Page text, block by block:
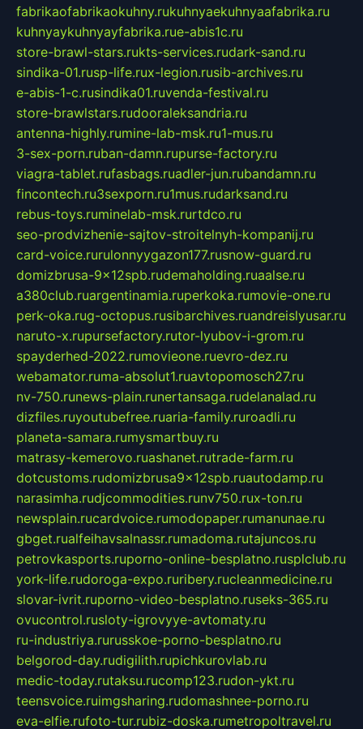
fabrikaofabrikaokuhny.rukuhnyaekuhnyaafabrika.ru
kuhnyaykuhnyayfabrika.rue-abis1c.ru
store-brawl-stars.rukts-services.rudark-sand.ru
sindika-01.rusp-life.rux-legion.rusib-archives.ru
e-abis-1-c.rusindika01.ruvenda-festival.ru
store-brawlstars.rudooraleksandria.ru
antenna-highly.rumine-lab-msk.ru1-mus.ru
3-sex-porn.ruban-damn.rupurse-factory.ru
viagra-tablet.rufasbags.ruadler-jun.rubandamn.ru
fincontech.ru3sexporn.ru1mus.rudarksand.ru
rebus-toys.ruminelab-msk.rurtdco.ru
seo-prodvizhenie-sajtov-stroitelnyh-kompanij.ru
card-voice.rurulonnyygazon177.rusnow-guard.ru
domizbrusa-9x12spb.rudemaholding.ruaalse.ru
a380club.ruargentinamia.ruperkoka.rumovie-one.ru
perk-oka.rug-octopus.rusibarchives.ruandreislyusar.ru
naruto-x.rupursefactory.rutor-lyubov-i-grom.ru
spayderhed-2022.rumovieone.ruevro-dez.ru
webamator.ruma-absolut1.ruavtopomosch27.ru
nv-750.runews-plain.runertansaga.rudelanalad.ru
dizfiles.ruyoutubefree.ruaria-family.ruroadli.ru
planeta-samara.rumysmartbuy.ru
matrasy-kemerovo.ruashanet.rutrade-farm.ru
dotcustoms.rudomizbrusa9x12spb.ruautodamp.ru
narasimha.rudjcommodities.runv750.rux-ton.ru
newsplain.rucardvoice.rumodopaper.rumanunae.ru
gbget.rualfeihavsalnassr.rumadoma.rutajuncos.ru
petrovkasports.ruporno-online-besplatno.rusplclub.ru
york-life.rudoroga-expo.ruribery.rucleanmedicine.ru
slovar-ivrit.ruporno-video-besplatno.ruseks-365.ru
ovucontrol.rusloty-igrovyye-avtomaty.ru
ru-industriya.rurusskoe-porno-besplatno.ru
belgorod-day.rudigilith.rupichkurovlab.ru
medic-today.rutaksu.rucomp123.rudon-ykt.ru
teensvoice.ruimgsharing.rudomashnee-porno.ru
eva-elfie.rufoto-tur.rubiz-doska.rumetropoltravel.ru